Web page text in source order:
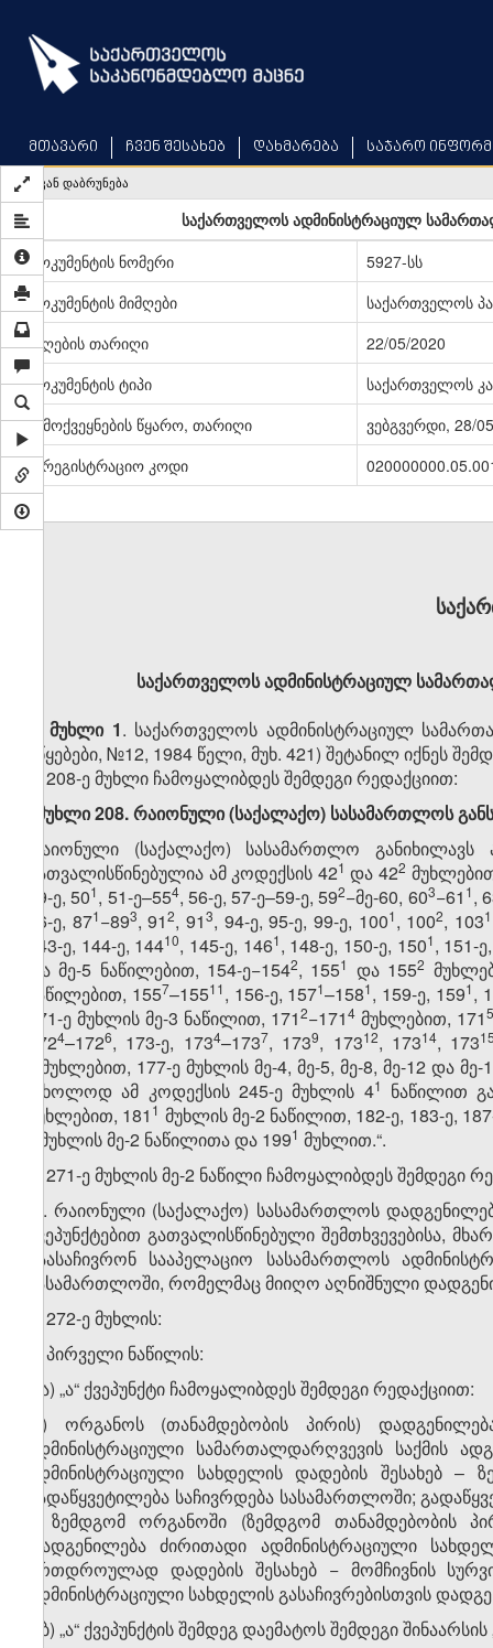
main
content
მთავარი ჩვენ შესახებ დახმარება საჯარო
უკან დაბრუნება
საქართველოს ადმინისტრაციულ
დოკუმენტის ნომერი
5927-სს
დოკუმენტის მიმღები
საქართველოს
მიღების თარიღი
22/05/2020
დოკუმენტის ტიპი
საქართველოს
გამოქვეყნების წყარო, თარიღი
ვებგვერდი, 28/
სარეგისტრაციო კოდი
საქართველოს ადმინისტრაციულ
მუხლი 1. საქართველოს ადმინისტრაციულ
უწყებები, №12, 1984 წელი, მუხ. 421) შეტანილ იქნეს
1. 208-ე მუხლი ჩამოყალიბდეს შემდეგი რედაქციით:
„მუხლი 208. რაიონული (საქალაქო) სასამართლოს
რაიონული (საქალაქო) სასამართლო
გათვალისწინებულია ამ კოდექსის 42​​1 და 42​​2
49-ე, 50​1, 51-ე–55​4, 56-ე, 57-ე–59-ე, 59​2−მე-60, 60​3−61 ​1,
86-ე, 87​1−89​3, 91​2, 91​3, 94-ე, 95-ე, 99-ე, 100​1, 100​2, 103​1
143-ე, 144-ე, 144​10, 145-ე, 146​1, 148-ე, 150-ე, 150​1, 151-
და მე-5 ნაწილებით, 154-ე−154​2, 155​1 და 155​2
ნაწილებით, 155​7–155​11, 156-ე, 157​1–158​1, 159-ე, 159​1,
171-ე მუხლის მე-3 ნაწილით, 171​2−171​4მუხლებით, 171​5
172​4–172​6, 173-ე, 173​4–173​7, 173​9, 173​12, 173​1​4, 173​1
მუხლებით, 177-ე მუხლის მე-4, მე-5, მე-8, მე-12 და
(მხოლოდ ამ კოდექსის 245-ე მუხლის 4​1
ნაწილით
მუხლებით, 181 ​1 მუხლის მე-2 ნაწილით, 182-ე, 183-ე,
მუხლის მე-2 ნაწილითა და 199​1 მუხლით.“.
2. 271-ე მუხლის მე-2 ნაწილი ჩამოყალიბდეს შემდეგი
„2. რაიონული (საქალაქო) სასამართლოს
ქვეპუნქტებით გათვალისწინებული შემთხვევებისა,
გაასაჩივრონ სააპელაციო სასამართლოს
სასამართლოში, რომელმაც მიიღო აღნიშნული
3. 272-ე მუხლის:
ა) პირველი ნაწილის:
ა.ა) „ა“ ქვეპუნქტი ჩამოყალიბდეს შემდეგი რედაქციით:
„ა) ორგანოს (თანამდებობის პირის)
ადმინისტრაციული სამართალდარღვევის საქმის
ადმინისტრაციული სახდელის დადების შესახებ
გადაწყვეტილება საჩივრდება სასამართლოში;
– ზემდგომ ორგანოში (ზემდგომ თანამდებობის
დადგენილება ძირითადი ადმინისტრაციული
ერთდროულად დადების შესახებ − მომჩივნის
ადმინისტრაციული სახდელის გასაჩივრებისთვის
ა.ბ) „ა“ ქვეპუნქტის შემდეგ დაემატოს შემდეგი შინაარსის